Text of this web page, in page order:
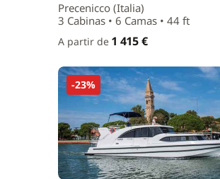
Precenicco (Italia)
3 Cabinas • 6 Camas • 44 ft
A partir de 1 415 €
-23%